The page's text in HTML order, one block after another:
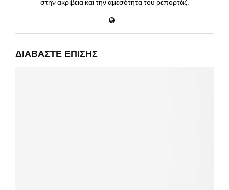
στην ακρίβεια και την αμεσότητα του ρεπορτάζ.
ΔΙΑΒΆΣΤΕ ΕΠΊΣΗΣ